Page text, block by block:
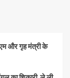
और गृह मंत्री के